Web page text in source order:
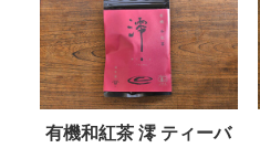
有機和紅茶 澪 ティーバ